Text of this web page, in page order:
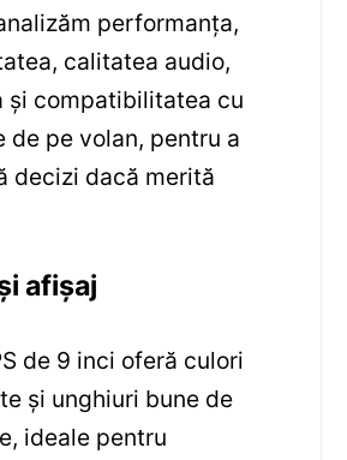
performanța,
calitatea audio,
și compatibilitatea cu
de pe volan, pentru a
decizi dacă merită
afișaj
de 9 inci oferă culori
și unghiuri bune de
ideale pentru